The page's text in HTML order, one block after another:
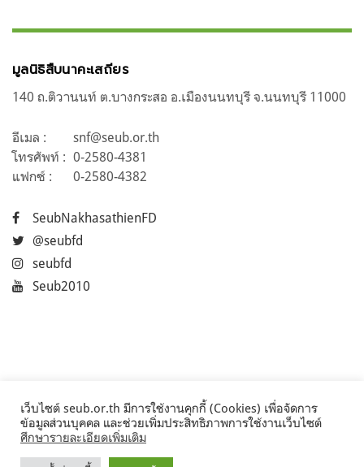
มูลนิธิสืบนาคะเสถียร
140 ถ.ติวานนท์ ต.บางกระสอ อ.เมืองนนทบุรี จ.นนทบุรี 11000
อีเมล :
snf@seub.or.th
โทรศัพท์ : 0-2580-4381
แฟกซ์ :
0-2580-4382
SeubNakhasathienFD
@seubfd
seubfd
Seub2010
เว็บไซต์ seub.or.th มีการใช้งานคุกกี้ (Cookies) เพื่อจัดการ
ข้อมูลส่วนบุคคล และช่วยเพิ่มประสิทธิภาพการใช้งานเว็บไซต์
ศึกษารายละเอียดเพิ่มเติม